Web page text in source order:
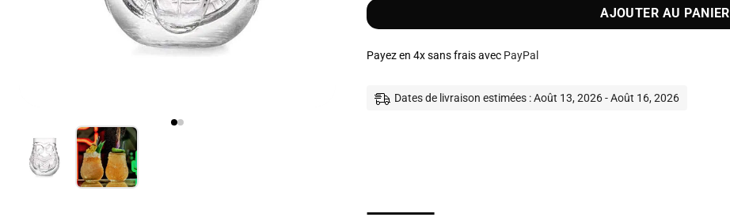
AJOUTER AU PANIER
Payez en 4x sans frais avec PayPal
Dates de livraison estimées : Août 13, 2026 - Août 16, 2026